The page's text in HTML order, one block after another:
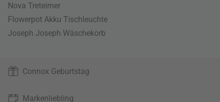
Nova Treteimer
Flowerpot Akku Tischleuchte
Joseph Joseph Wäschekorb
Connox Geburtstag
Markenliebling